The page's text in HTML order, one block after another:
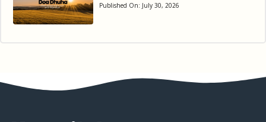
Published On: July 30, 2026